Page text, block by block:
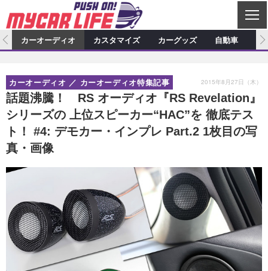
C
L
S
E
カーオーディオ
プロショップ検索 ショップ訪問記
カーオーディオニュース デモカー製作記
その他
カスタマイズ特集記事 カスタマイズ新製品情報
カスタマイズニュース
カーグッズ
カーグッズ特集記事 カーグッズ新製品情報
カーグッズニュース
自動車
ニュース
スクープ
アクセスランキング
カーオーディオ カスタマイズ カーグッズ 自動車
話題沸騰！ RS オーディオ『RS Revelation』
シリーズの 上位スピーカー“HAC”を 徹底テス
ト！ #4: デモカー・インプレ Part.2 1枚目の写
真・画像
カーオーディオ カーオーディオ特集記事 2015年8月27日（木）